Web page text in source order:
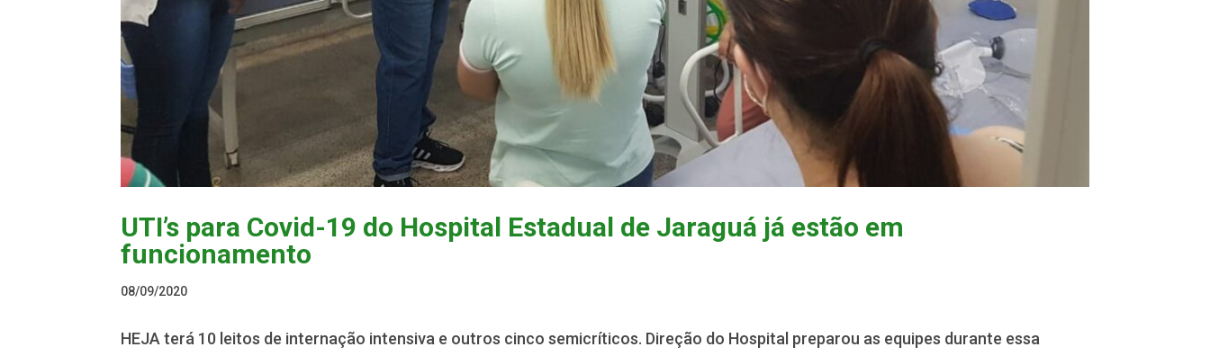
UTI’s para Covid-19 do Hospital Estadual de Jaraguá já estão em
funcionamento
08/09/2020
HEJA terá 10 leitos de internação intensiva e outros cinco semicríticos. Direção do Hospital preparou as equipes durante essa